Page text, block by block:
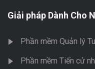
Giải pháp Dành Cho
Phần mềm Quản lý
Phần mềm Tiến cử